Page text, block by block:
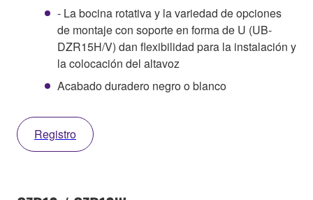
- La bocina rotativa y la variedad de opciones
de montaje con soporte en forma de U (UB-
DZR15H/V) dan flexibilidad para la instalación y
la colocación del altavoz
Acabado duradero negro o blanco
Registro